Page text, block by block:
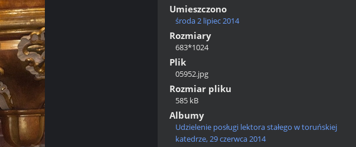
Umieszczono
środa 2 lipiec 2014
Rozmiary
683*1024
Plik
05952.jpg
Rozmiar pliku
585 kB
Albumy
Udzielenie posługi lektora stałego w toruńskiej
katedrze, 29 czerwca 2014